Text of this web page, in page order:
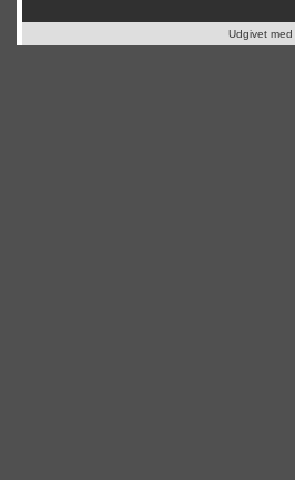
Udgivet med